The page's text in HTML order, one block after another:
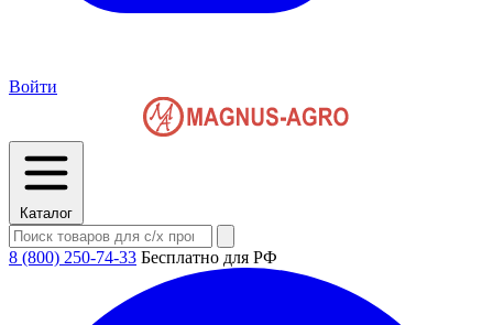
Войти
Каталог
8 (800) 250-74-33 Бесплатно для РФ